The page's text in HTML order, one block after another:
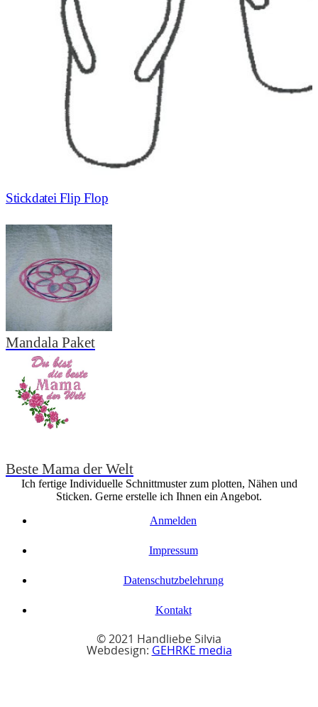
Stickdatei Flip Flop
Mandala Paket
Beste Mama der Welt
Ich fertige Individuelle Schnittmuster zum plotten, Nähen und
Sticken. Gerne erstelle ich Ihnen ein Angebot.
Anmelden
Impressum
Datenschutzbelehrung
Kontakt
© 2021 Handliebe Silvia
Webdesign: GEHRKE media